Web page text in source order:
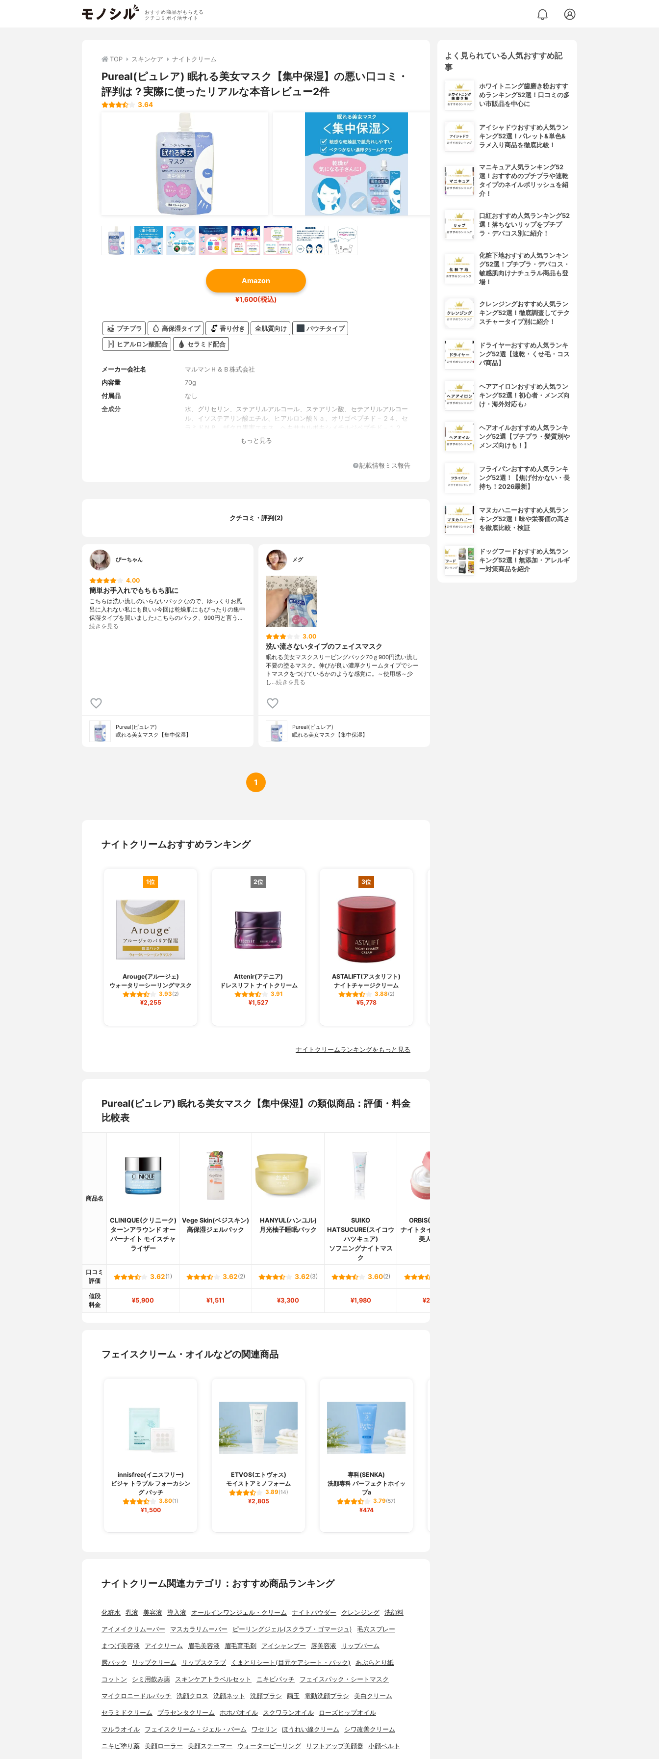
おすすめ商品がもらえる
クチコミポイ活サイト
TOP スキンケア ナイトクリーム
Pureal(ピュレア) 眠れる美女マスク【集中保湿】の悪い口コミ・
評判は？実際に使ったリアルな本音レビュー2件
3.64
Amazon
¥1,600(税込)
プチプラ 高保湿タイプ 香り付き 全肌質向け パウチタイプ
ヒアルロン酸配合 セラミド配合
メーカー会社名
マルマンＨ＆Ｂ株式会社
内容量
70g
付属品
なし
全成分
水、グリセリン、ステアリルアルコール、ステアリン酸、セテアリルアルコー
ル、イソステアリン酸エチル、ヒアルロン酸Ｎａ、オリゴペプチド－２４、セ
ラミドＮＰ、ザクロ果実エキス、ヘキサカルボキシメチルジペプチド－１２、
ステアリン酸グリセリル、水添レシチン、ポリソルベート６０、（アクリロイ
ェノキシエタノール、ラベンダー油、セージ油、ユーカリ油、オレンジ油、カ
もっと見る
記載情報ミス報告
クチコミ・評判(2)
ぴーちゃん
4.00
簡単お手入れでもちもち肌に
こちらは洗い流しのいらないパックなので、ゆっくりお風
呂に入れない私にも良い♪今回は乾燥肌にもぴったりの集中
保湿タイプを買いました♪こちらのパック、990円と言う…
続きを見る
Pureal(ピュレア)
眠れる美女マスク【集中保湿】
メグ
3.00
洗い流さないタイプのフェイスマスク
眠れる美女マスクスリーピングパック70ｇ900円洗い流し
不要の塗るマスク。伸びが良い濃厚クリームタイプでシー
トマスクをつけているかのような感覚に。～使用感～少
し…続きを見る
Pureal(ピュレア)
眠れる美女マスク【集中保湿】
1
ナイトクリームおすすめランキング
1位
Arouge(アルージェ)
ウォータリーシーリングマスク
3.93(2)
¥2,255
2位
Attenir(アテニア)
ドレスリフト ナイトクリーム
3.91
¥1,527
3位
ASTALIFT(アスタリフト)
ナイトチャージクリーム
3.88(2)
¥5,778
ナイトクリームランキングをもっと見る
Pureal(ピュレア) 眠れる美女マスク【集中保湿】の類似商品：評価・料金
比較表
商品名
CLINIQUE(クリニーク)
ターンアラウンド オー
バーナイト モイスチャ
ライザー
Vege Skin(ベジスキン)
高保湿ジェルパック
HANYUL(ハンユル)
月光柚子睡眠パック
SUIKO
HATSUCURE(スイコウ
ハツキュア)
ソフニングナイトマス
ク
ORBIS(オルビス)
ナイトタイムパック 酵
美人 2021
口コミ
評価
3.62(1) 3.62(2) 3.62(3) 3.60(2)
値段
料金
¥5,900 ¥1,511 ¥3,300 ¥1,980 ¥2,933
フェイスクリーム・オイルなどの関連商品
innisfree(イニスフリー)
ビジャ トラブル フォーカシン
グ パッチ
3.80(1)
¥1,500
ETVOS(エトヴォス)
モイストアミノフォーム
3.89(14)
¥2,805
専科(SENKA)
洗顔専科 パーフェクトホイッ
プa
3.79(57)
¥474
ナイトクリーム関連カテゴリ：おすすめ商品ランキング
化粧水 乳液 美容液 導入液 オールインワンジェル・クリーム ナイトパウダー クレンジング 洗顔料
アイメイクリムーバー マスカラリムーバー ピーリングジェル(スクラブ・ゴマージュ) 毛穴スプレー
まつげ美容液 アイクリーム 眉毛美容液 眉毛育毛剤 アイシャンプー 唇美容液 リップバーム
唇パック リップクリーム リップスクラブ くまとりシート(目元ケアシート・パック) あぶらとり紙
コットン シミ用飲み薬 スキンケアトラベルセット ニキビパッチ フェイスパック・シートマスク
マイクロニードルパッチ 洗顔クロス 洗顔ネット 洗顔ブラシ 繭玉 電動洗顔ブラシ 美白クリーム
セラミドクリーム プラセンタクリーム ホホバオイル スクワランオイル ローズヒップオイル
マルラオイル フェイスクリーム・ジェル・バーム ワセリン ほうれい線クリーム シワ改善クリーム
ニキビ塗り薬 美顔ローラー 美顔スチーマー ウォーターピーリング リフトアップ美顔器 小顔ベルト
よく見られている人気おすすめ記
事
ホワイトニング歯磨き粉おすす
めランキング52選！口コミの多
い市販品を中心に
アイシャドウおすすめ人気ラン
キング52選！パレット&単色&
ラメ入り商品を徹底比較！
マニキュア人気ランキング52
選！おすすめのプチプラや速乾
タイプのネイルポリッシュを紹
介！
口紅おすすめ人気ランキング52
選！落ちないリップをプチプ
ラ・デパコス別に紹介！
化粧下地おすすめ人気ランキン
グ52選！プチプラ・デパコス・
敏感肌向けナチュラル商品も登
場！
クレンジングおすすめ人気ラン
キング52選！徹底調査してテク
スチャータイプ別に紹介！
ドライヤーおすすめ人気ランキ
ング52選【速乾・くせ毛・コス
パ商品】
ヘアアイロンおすすめ人気ラン
キング52選！初心者・メンズ向
け・海外対応も♪
ヘアオイルおすすめ人気ランキ
ング52選【プチプラ・髪質別や
メンズ向けも！】
フライパンおすすめ人気ランキ
ング52選！【焦げ付かない・長
持ち！2026最新】
マヌカハニーおすすめ人気ラン
キング52選！味や栄養価の高さ
を徹底比較・検証
ドッグフードおすすめ人気ラン
キング52選！無添加・アレルギ
ー対策商品を紹介